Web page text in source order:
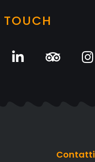
TOUCH
Contatti